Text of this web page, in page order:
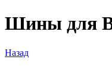
Шины для
Назад